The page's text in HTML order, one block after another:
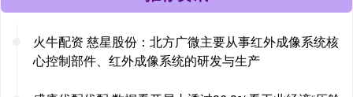
火牛配资 慈星股份：北方广微主要从事红外成像系统核
心控制部件、红外成像系统的研发与生产